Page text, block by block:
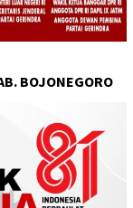
BOJONEGORO